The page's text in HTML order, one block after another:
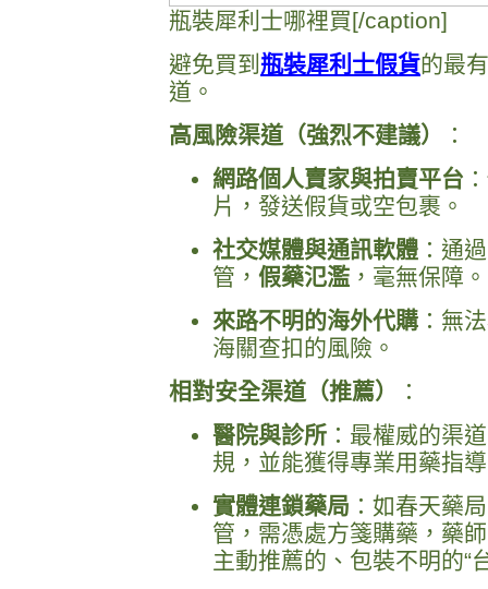
瓶裝犀利士哪裡買[/caption]
避免買到 瓶裝犀利士假貨的最
道。
高風險渠道（強烈不建議）
：
網路個人賣家與拍賣平台
片，發送假貨或空包裹。
社交媒體與通訊軟體 ：通
管， 假藥氾濫 ，毫無保障。
來路不明的海外代購 ：無
海關查扣的風險。
相對安全渠道（推薦）
：
醫院與診所 ：最權威的渠
規，並能獲得專業用藥指
實體連鎖藥局 ：如春天藥
管，需憑處方箋購藥，藥
主動推薦的、包裝不明的“